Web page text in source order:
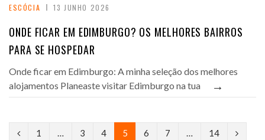
ESCÓCIA 13 JUNHO 2026
ONDE FICAR EM EDIMBURGO? OS MELHORES BAIRROS
PARA SE HOSPEDAR
Onde ficar em Edimburgo: A minha seleção dos melhores
alojamentos Planeaste visitar Edimburgo na tua
→
P
1 … 3 4 5 6 7 … 14
N